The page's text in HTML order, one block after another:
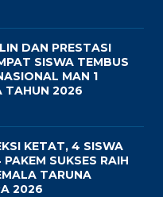
DAN PRESTASI
SISWA TEMBUS
MAN 1
TAHUN 2026
KETAT, 4 SISWA
PAKEM SUKSES RAIH
TARUNA
2026